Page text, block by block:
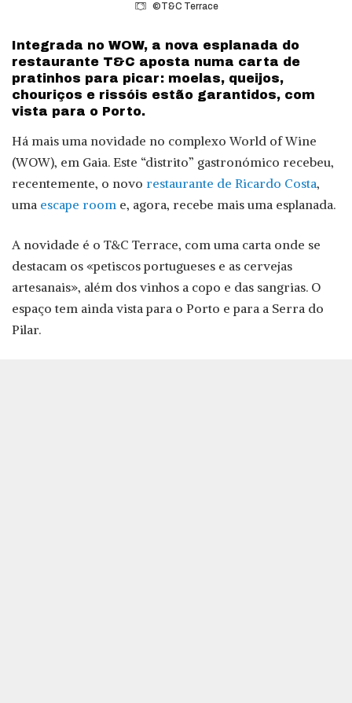
©T&C Terrace
Integrada no WOW, a nova esplanada do
restaurante T&C aposta numa carta de
pratinhos para picar: moelas, queijos,
chouriços e rissóis estão garantidos, com
vista para o Porto.
Há mais uma novidade no complexo World of Wine
(WOW), em Gaia. Este “distrito” gastronómico recebeu,
recentemente, o novo restaurante de Ricardo Costa,
uma escape room e, agora, recebe mais uma esplanada.
A novidade é o T&C Terrace, com uma carta onde se
destacam os «petiscos portugueses e as cervejas
artesanais», além dos vinhos a copo e das sangrias. O
espaço tem ainda vista para o Porto e para a Serra do
Pilar.